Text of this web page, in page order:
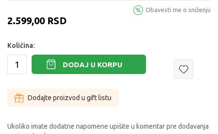
2.599,00 RSD
Obavesti me o sniženju
Količina:
DODAJ U KORPU
Dodajte proizvod u gift listu
Ukoliko imate dodatne napomene upišite u komentar pre dodavanja